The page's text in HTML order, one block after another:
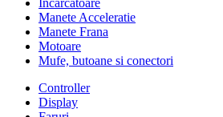
Manete Acceleratie
Manete Frana
Motoare
Mufe, butoane si conectori
Controller
Display